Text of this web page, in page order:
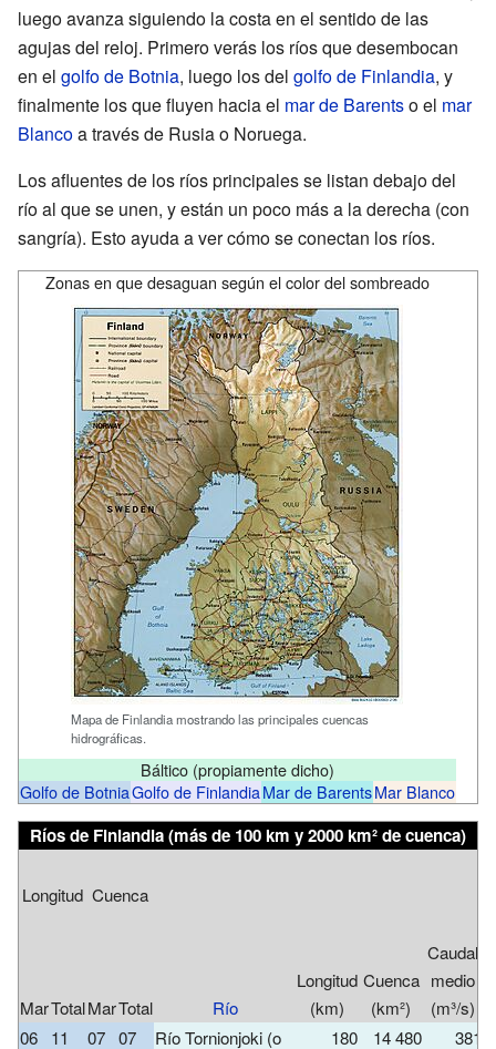
luego avanza siguiendo la costa en el sentido de las
agujas del reloj. Primero verás los ríos que desembocan
en el golfo de Botnia, luego los del golfo de Finlandia, y
finalmente los que fluyen hacia el mar de Barentso el mar
Blancoa través de Rusia o Noruega.
Los afluentes de los ríos principales se listan debajo del
río al que se unen, y están un poco más a la derecha (con
sangría). Esto ayuda a ver cómo se conectan los ríos.
Zonas en que desaguan según el color del sombreado
Mapa de Finlandia mostrando las principales cuencas
hidrográficas.
Báltico (propiamente dicho)
Golfo de BotniaGolfo de FinlandiaMar de BarentsMar Blanco
Ríos de Finlandia(más de 100 km y 2000 km² de cuenca)
Longitud Cuenca
MarTotalMarTotal Río
Longitud
(km)
Cuenca
(km²)
Caudal
medio
(m³/s)
06
11 07 07
Río Tornionjoki (o
180
14 480
381